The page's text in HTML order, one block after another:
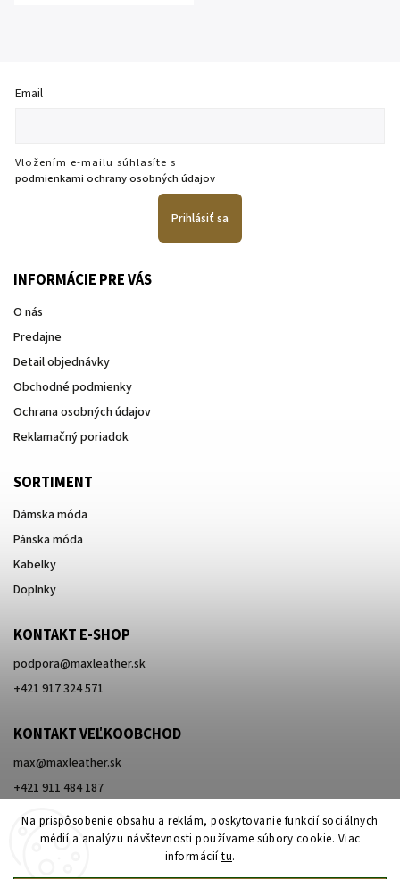
Na prispôsobenie obsahu a reklám, poskytovanie funkcií sociálnych
médií a analýzu návštevnosti používame súbory cookie. Viac
informáciítu.
Email
Vložením e-mailu súhlasíte s
podmienkami ochrany osobných údajov
Prihlásiť sa
INFORMÁCIE PRE VÁS
O nás
Predajne
Detail objednávky
Obchodné podmienky
Ochrana osobných údajov
Reklamačný poriadok
SORTIMENT
Dámska móda
Pánska móda
Kabelky
Doplnky
KONTAKT E-SHOP
podpora@maxleather.sk
+421 917 324 571
KONTAKT VEĽKOOBCHOD
max@maxleather.sk
+421 911 484 187